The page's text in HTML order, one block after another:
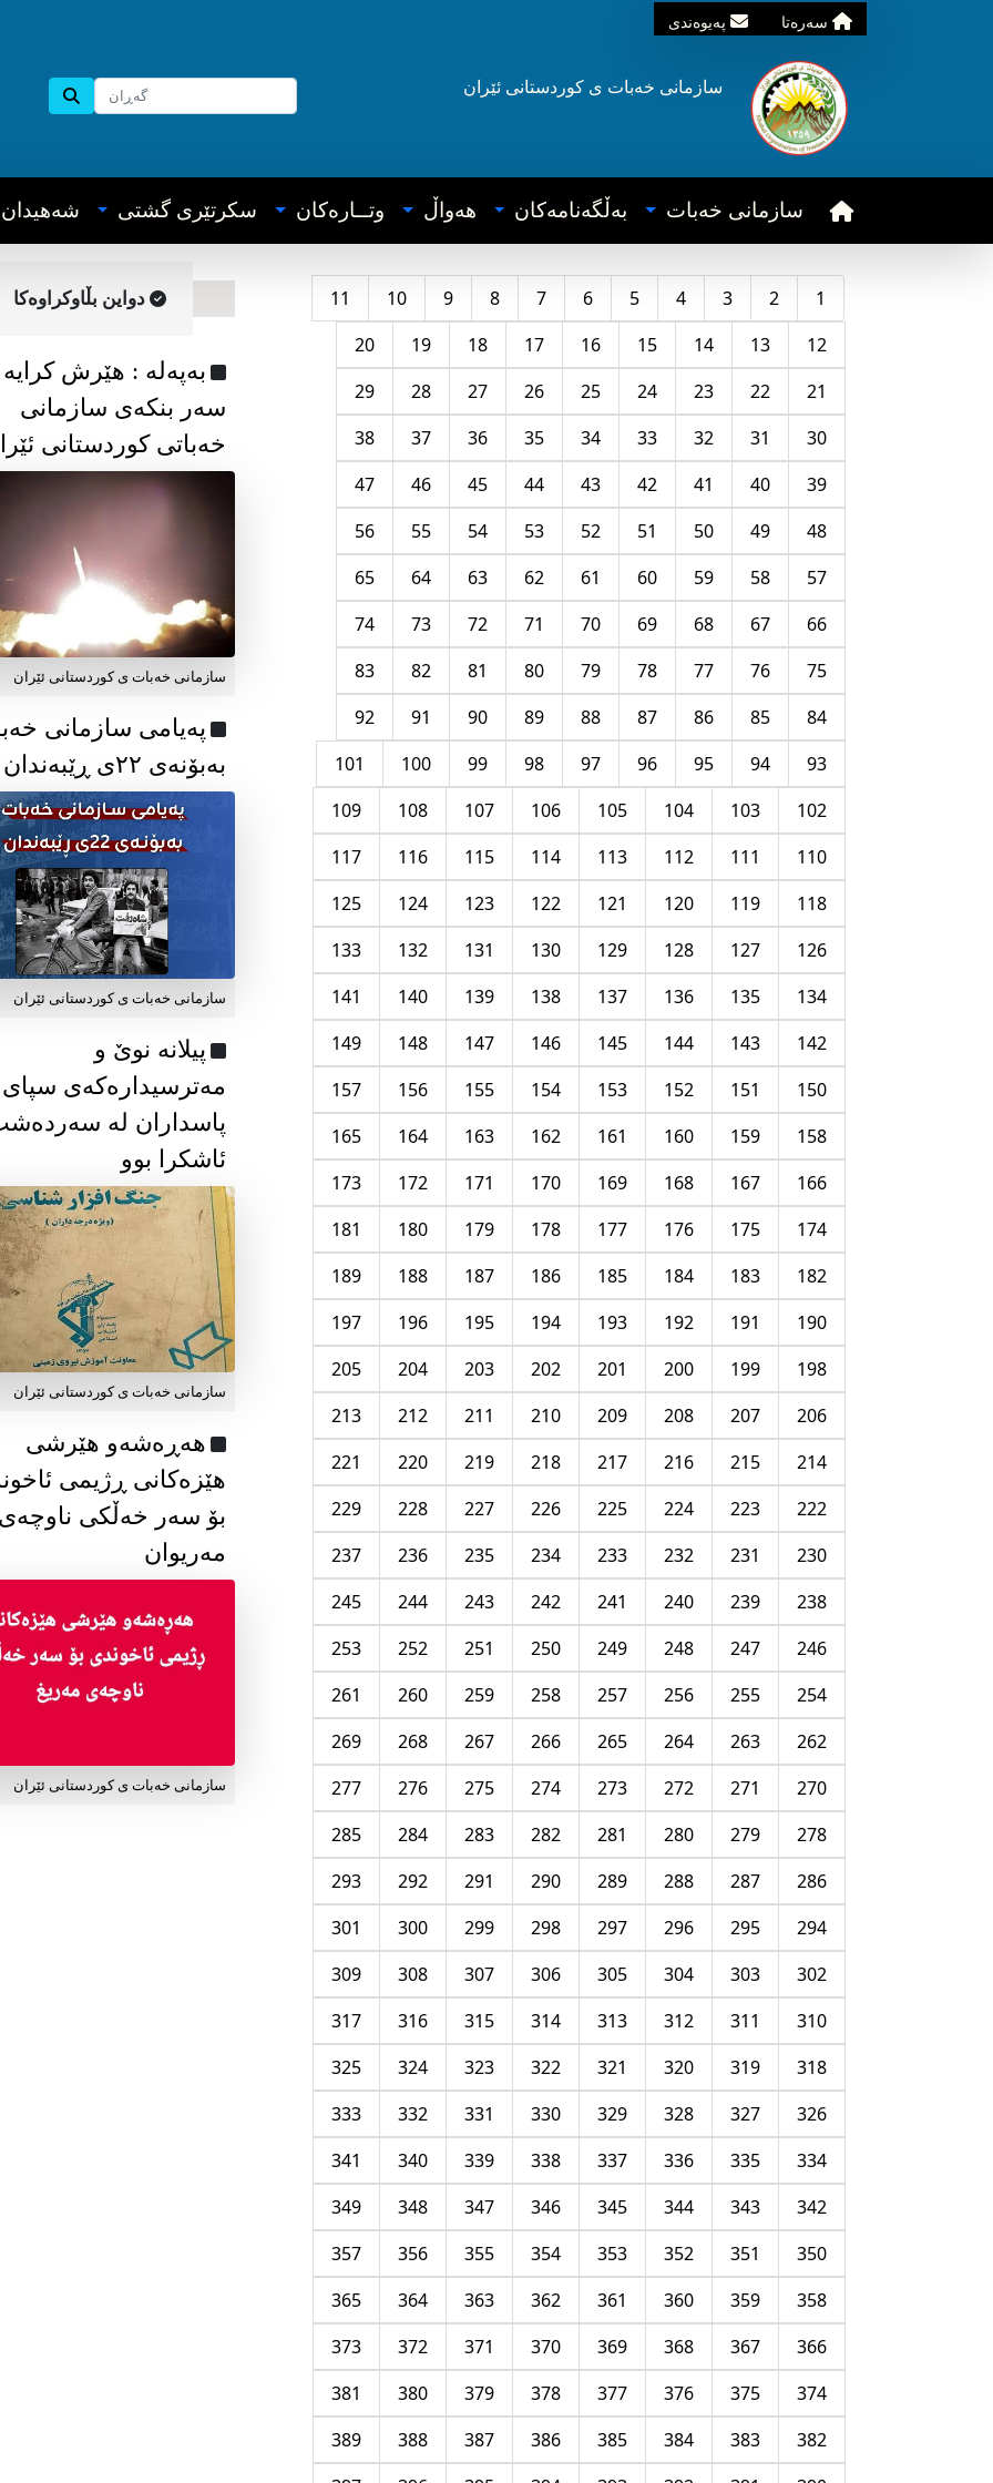
سه‌ره‌تا په‌یوه‌ندی
سازمانی خه‌بات ی کوردستانی ئێران
سازمانی خه‌بات به‌ڵگه‌نامه‌کان هه‌واڵ وتــاره‌کان سکرتێری گشتی شه‌هیدان
1
2
3
4
5
6
7
8
9
10
11
12
13
14
15
16
17
18
19
20
21
22
23
24
25
26
27
28
29
30
31
32
33
34
35
36
37
38
39
40
41
42
43
44
45
46
47
48
49
50
51
52
53
54
55
56
57
58
59
60
61
62
63
64
65
66
67
68
69
70
71
72
73
74
75
76
77
78
79
80
81
82
83
84
85
86
87
88
89
90
91
92
93
94
95
96
97
98
99
100
101
102
103
104
105
106
107
108
109
110
111
112
113
114
115
116
117
118
119
120
121
122
123
124
125
126
127
128
129
130
131
132
133
134
135
136
137
138
139
140
141
142
143
144
145
146
147
148
149
150
151
152
153
154
155
156
157
158
159
160
161
162
163
164
165
166
167
168
169
170
171
172
173
174
175
176
177
178
179
180
181
182
183
184
185
186
187
188
189
190
191
192
193
194
195
196
197
198
199
200
201
202
203
204
205
206
207
208
209
210
211
212
213
214
215
216
217
218
219
220
221
222
223
224
225
226
227
228
229
230
231
232
233
234
235
236
237
238
239
240
241
242
243
244
245
246
247
248
249
250
251
252
253
254
255
256
257
258
259
260
261
262
263
264
265
266
267
268
269
270
271
272
273
274
275
276
277
278
279
280
281
282
283
284
285
286
287
288
289
290
291
292
293
294
295
296
297
298
299
300
301
302
303
304
305
306
307
308
309
310
311
312
313
314
315
316
317
318
319
320
321
322
323
324
325
326
327
328
329
330
331
332
333
334
335
336
337
338
339
340
341
342
343
344
345
346
347
348
349
350
351
352
353
354
355
356
357
358
359
360
361
362
363
364
365
366
367
368
369
370
371
372
373
374
375
376
377
378
379
380
381
382
383
384
385
386
387
388
389
دواین بڵاوکراوه‌کا
به‌په‌له‌ : هێرش کرایە
سەر بنکەی سازمانی
خەباتی کوردستانی
سازمانی خەبات ی کوردستانی ئێران
پەیامی سازمانی
بەبۆنەی ۲۲ی ڕێبەندان
سازمانی خەبات ی كوردستانی ئێران
پیلانە نوێ و
مەترسیدارەکەی سپای
پاسداران لە
ئاشکرا بوو
سازمانی خەبات ی كوردستانی ئێران
هەڕەشەو هێرشی
هێزەکانی ڕژیمی
بۆ سەر خەڵکی
مەریوان
سازمانی خەبات ی کوردستانی ئێران